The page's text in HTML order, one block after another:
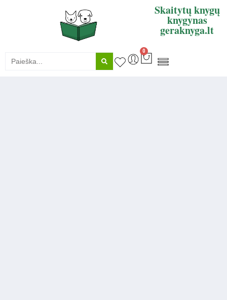
Skaitytų knygų
knygynas
geraknyga.lt
0